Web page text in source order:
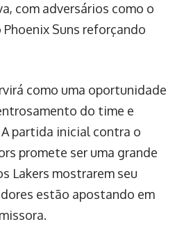
com adversários como o
Suns reforçando
como uma oportunidade
do time e
partida inicial contra o
promete ser uma grande
Lakers mostrarem seu
estão apostando em